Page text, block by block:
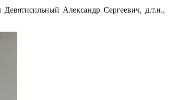
Девятисильный Александр Сергеевич, д.т.н.,